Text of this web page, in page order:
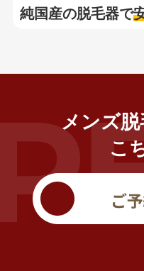
純国産の脱毛器で
メンズ
こ